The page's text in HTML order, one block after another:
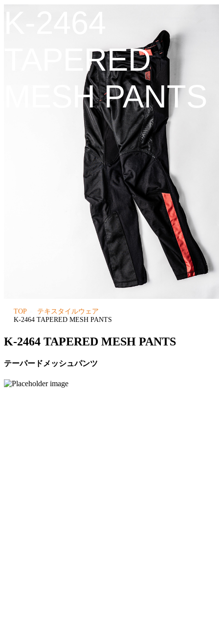
TAPERED
MESH PANTS
TOP
テキスタイルウェア
K-2464 TAPERED MESH PANTS
K-2464 TAPERED MESH PANTS
テーパードメッシュパンツ